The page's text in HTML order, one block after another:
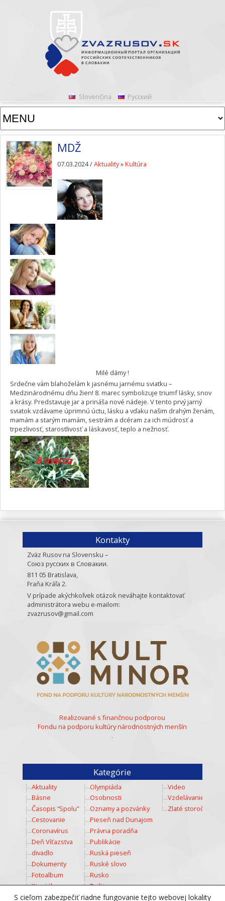
Slovenčina Русский
MDŽ
07.03.2024 /Aktuality»Kultúra
Milé dámy !
Srdečne vám blahoželám k jasnému jarnému sviatku –
Medzinárodnému dňu žien! 8. marec symbolizuje triumf lásky, snov
a krásy. Predstavuje jar a prináša nové nádeje. V tento prvý jarný
sviatok vzdávame úprimnú úctu, lásku a vďaku našim drahým ženám,
mamám a starým mamám, sestrám a dcéram za ich múdrosť a
trpezlivosť, starostlivosť a láskavosť, teplo a nežnosť.
S cieľom zabezpečiť riadne fungovanie tejto webovej lokality
Kontakty
Zväz Rusov na Slovensku –
Союз русских в Словакии.
811 05 Bratislava,
Fraňa Kráľa 2.
V prípade akýchkoľvek otázok neváhajte kontaktovať
administrátora webu e-mailom:
zvazrusov@gmail.com
Realizované s finančnou podporou
Fondu na podporu kultúry národnostných menšín
.
Kategórie
Aktuality
Básne
Časopis “Spolu”
Cestovanie
Coronavírus
Deň Víťazstva
divadlo
Dokumenty
Fotoalbum
Kinotábor
Kozmos
Olympiáda
Osobnosti
Oznamy a pozvánky
Pieseň nad Dunajom
Právna poradňa
Publikácie
Ruská pieseň
Ruské slovo
Rusko
Ruština
Šport
Video
Vzdelávanie
Zlaté storočie